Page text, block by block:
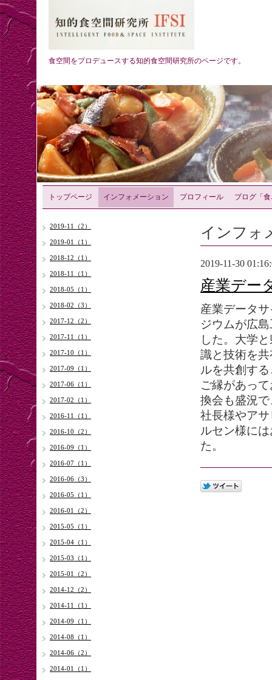
食空間をプロデュースする知的食空間研究所のページです。
トップページ インフォメーション プロフィール ブログ「
インフォ
2019-11-30
産業デー
産業データ
ジウムが広
した。大学
識と技術を
ルを共創す
ご縁があっ
換会も盛況
社長様やア
ルセン様に
た。
2019-11（2）
2019-01（1）
2018-12（1）
2018-11（1）
2018-05（1）
2018-02（3）
2017-12（2）
2017-11（1）
2017-10（1）
2017-09（1）
2017-06（1）
2017-02（1）
2016-11（1）
2016-10（2）
2016-09（1）
2016-07（1）
2016-06（3）
2016-05（1）
2016-01（2）
2015-05（1）
2015-04（1）
2015-03（1）
2015-01（2）
2014-12（2）
2014-11（1）
2014-09（1）
2014-08（1）
2014-06（2）
2014-01（1）